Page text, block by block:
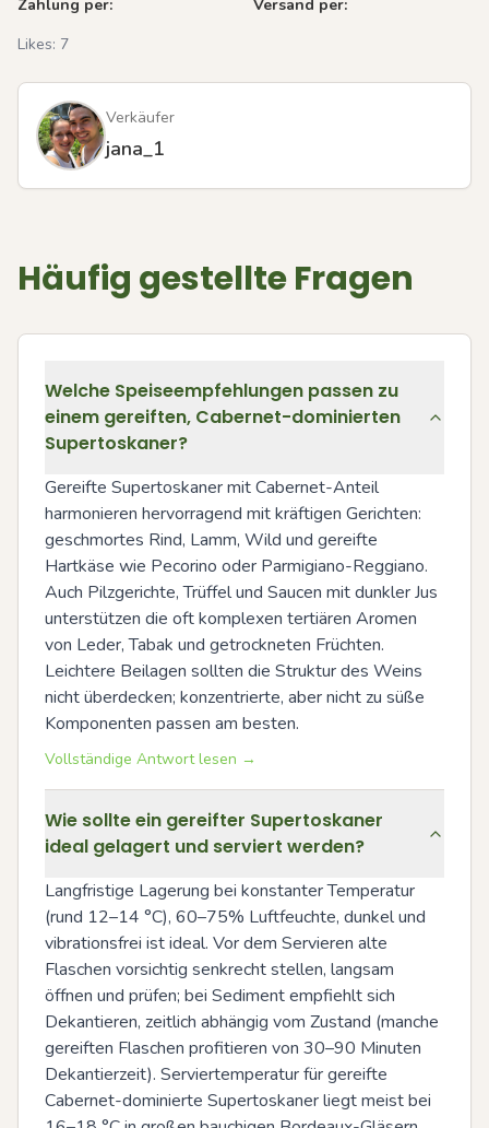
Zahlung per:
Versand per:
Likes: 7
Verkäufer
jana_1
Häufig gestellte Fragen
Welche Speiseempfehlungen passen zu
einem gereiften, Cabernet-dominierten
Supertoskaner?
Gereifte Supertoskaner mit Cabernet-Anteil
harmonieren hervorragend mit kräftigen Gerichten:
geschmortes Rind, Lamm, Wild und gereifte
Hartkäse wie Pecorino oder Parmigiano-Reggiano.
Auch Pilzgerichte, Trüffel und Saucen mit dunkler Jus
unterstützen die oft komplexen tertiären Aromen
von Leder, Tabak und getrockneten Früchten.
Leichtere Beilagen sollten die Struktur des Weins
nicht überdecken; konzentrierte, aber nicht zu süße
Komponenten passen am besten.
Vollständige Antwort lesen →
Wie sollte ein gereifter Supertoskaner
ideal gelagert und serviert werden?
Langfristige Lagerung bei konstanter Temperatur
(rund 12–14 °C), 60–75% Luftfeuchte, dunkel und
vibrationsfrei ist ideal. Vor dem Servieren alte
Flaschen vorsichtig senkrecht stellen, langsam
öffnen und prüfen; bei Sediment empfiehlt sich
Dekantieren, zeitlich abhängig vom Zustand (manche
gereiften Flaschen profitieren von 30–90 Minuten
Dekantierzeit). Serviertemperatur für gereifte
Cabernet-dominierte Supertoskaner liegt meist bei